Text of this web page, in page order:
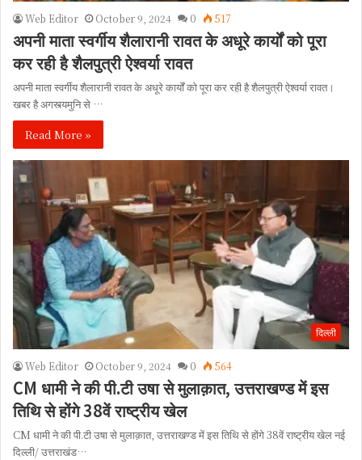
Web Editor October 9, 2024 0 517
अपनी माता स्वर्गीय शैलारानी रावत के अधूरे कार्यों को पूरा
कर रही है शैलपुत्री ऐश्वर्या रावत
अपनी माता स्वर्गीय शैलारानी रावत के अधूरे कार्यों को पूरा कर रही है शैलपुत्री ऐश्वर्या रावत।
खबर है अगस्त्यमुनि से …
Read More »
दिल्ली
Web Editor October 9, 2024 0 564
CM धामी ने की पी.टी उषा से मुलाक़ात, उत्तराखण्ड में इस
तिथि से होंगे 38वें राष्ट्रीय खेल
CM धामी ने की पी.टी उषा से मुलाक़ात, उत्तराखण्ड में इस तिथि से होंगे 38वें राष्ट्रीय खेल नई
दिल्ली/ उत्तराखंड…